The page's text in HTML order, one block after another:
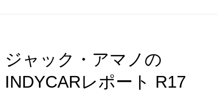
ジャック・アマノの
INDYCARレポート R17